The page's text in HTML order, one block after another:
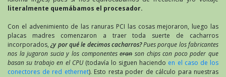
literalmente quemábamos el procesador.
Con el advenimiento de las ranuras PCI las cosas mejoraron, luego las
placas madres comenzaron a traer toda suerte de cacharros
incorporados,¿y por qué le decimos cacharros?Pues porque los fabricantes
nos la jugaron sucia y los componenteseranson chips con poco poder que
basan su trabajo en el CPU (todavía lo siguen haciendo en el caso de los
conectores de red ethernet). Esto resta poder de cálculo para nuestras